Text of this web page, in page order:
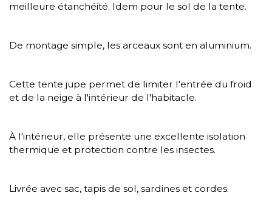
meilleure étanchéité. Idem pour le sol de la tente.
De montage simple, les arceaux sont en aluminium.
Cette tente jupe permet de limiter l'entrée du froid
et de la neige à l'intérieur de l'habitacle.
À l'intérieur, elle présente une excellente isolation
thermique et protection contre les insectes.
Livrée avec sac, tapis de sol, sardines et cordes.